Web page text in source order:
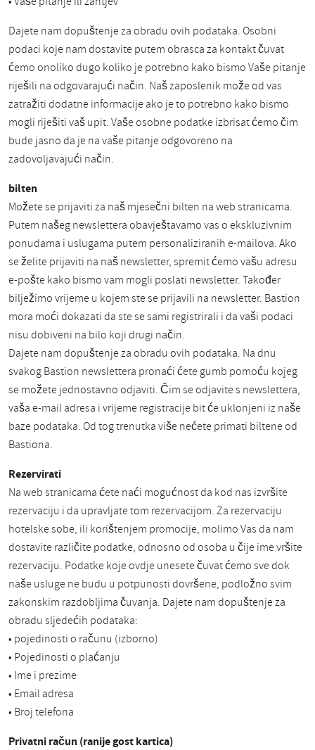
Dajete nam dopuštenje za obradu ovih podataka. Osobni
podaci koje nam dostavite putem obrasca za kontakt čuvat
ćemo onoliko dugo koliko je potrebno kako bismo Vaše pitanje
riješili na odgovarajući način. Naš zaposlenik može od vas
zatražiti dodatne informacije ako je to potrebno kako bismo
mogli riješiti vaš upit. Vaše osobne podatke izbrisat ćemo čim
bude jasno da je na vaše pitanje odgovoreno na
zadovoljavajući način.
bilten
Možete se prijaviti za naš mjesečni bilten na web stranicama.
Putem našeg newslettera obavještavamo vas o ekskluzivnim
ponudama i uslugama putem personaliziranih e-mailova. Ako
se želite prijaviti na naš newsletter, spremit ćemo vašu adresu
e-pošte kako bismo vam mogli poslati newsletter. Također
bilježimo vrijeme u kojem ste se prijavili na newsletter. Bastion
mora moći dokazati da ste se sami registrirali i da vaši podaci
nisu dobiveni na bilo koji drugi način.
Dajete nam dopuštenje za obradu ovih podataka. Na dnu
svakog Bastion newslettera pronaći ćete gumb pomoću kojeg
se možete jednostavno odjaviti. Čim se odjavite s newslettera,
vaša e-mail adresa i vrijeme registracije bit će uklonjeni iz naše
baze podataka. Od tog trenutka više nećete primati biltene od
Bastiona.
Rezervirati
Na web stranicama ćete naći mogućnost da kod nas izvršite
rezervaciju i da upravljate tom rezervacijom. Za rezervaciju
hotelske sobe, ili korištenjem promocije, molimo Vas da nam
dostavite različite podatke, odnosno od osoba u čije ime vršite
rezervaciju. Podatke koje ovdje unesete čuvat ćemo sve dok
naše usluge ne budu u potpunosti dovršene, podložno svim
zakonskim razdobljima čuvanja. Dajete nam dopuštenje za
obradu sljedećih podataka:
• pojedinosti o računu (izborno)
• Pojedinosti o plaćanju
• Ime i prezime
• Email adresa
• Broj telefona
Privatni račun (ranije gost kartica)